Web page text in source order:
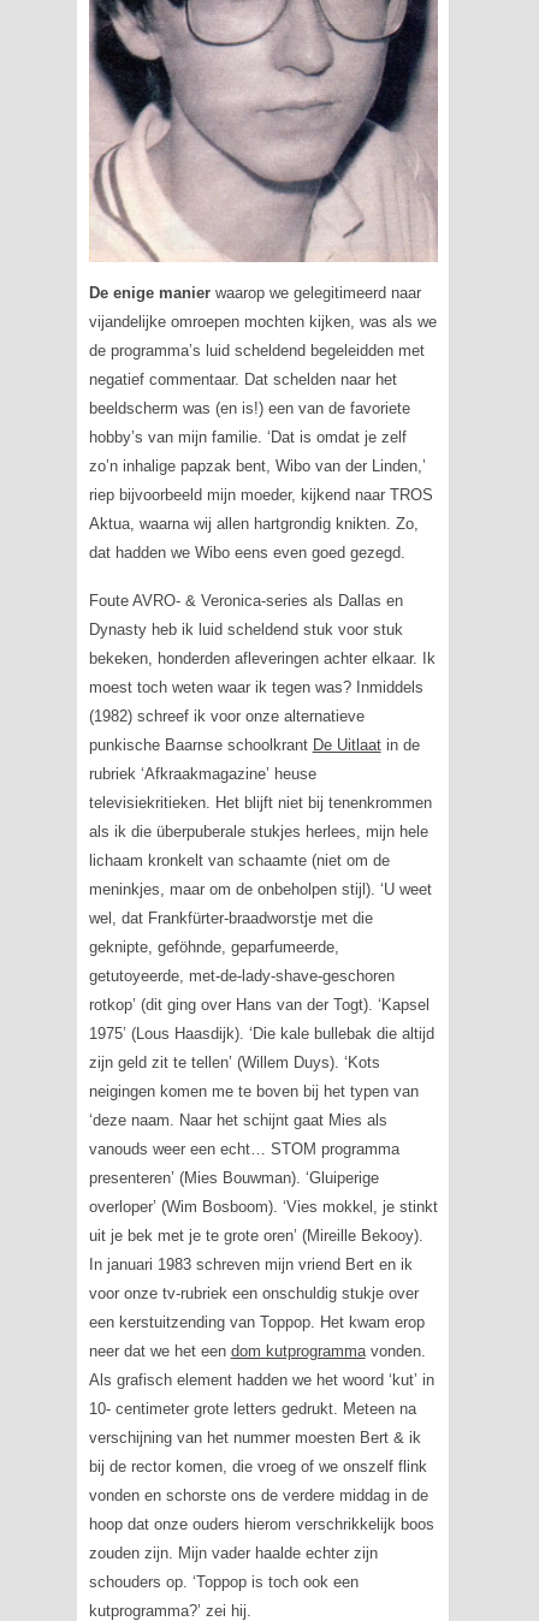
De enige manierwaarop we gelegitimeerd naar
vijandelijke omroepen mochten kijken, was als we
de programma’s luid scheldend begeleidden met
negatief commentaar. Dat schelden naar het
beeldscherm was (en is!) een van de favoriete
hobby’s van mijn familie. ‘Dat is omdat je zelf
zo’n inhalige papzak bent, Wibo van der Linden,’
riep bijvoorbeeld mijn moeder, kijkend naar TROS
Aktua, waarna wij allen hartgrondig knikten. Zo,
dat hadden we Wibo eens even goed gezegd.
Foute AVRO- & Veronica-series als Dallas en
Dynastyheb ik luid scheldend stuk voor stuk
bekeken, honderden afleveringen achter elkaar. Ik
moest toch weten waar ik tegen was? Inmiddels
(1982) schreef ik voor onze alternatieve
punkische Baarnse schoolkrant De Uitlaatin de
rubriek ‘Afkraakmagazine’ heuse
televisiekritieken. Het blijft niet bij tenenkrommen
als ik die überpuberale stukjes herlees, mijn hele
lichaam kronkelt van schaamte (niet om de
meninkjes, maar om de onbeholpen stijl). ‘U weet
wel, dat Frankfürter-braadworstje met die
geknipte, geföhnde, geparfumeerde,
getutoyeerde, met-de-lady-shave-geschoren
rotkop’ (dit ging over Hans van der Togt). ‘Kapsel
1975’ (Lous Haasdijk). ‘Die kale bullebak die altijd
zijn geld zit te tellen’ (Willem Duys). ‘Kots
neigingen komen me te boven bij het typen van
‘deze naam. Naar het schijnt gaat Mies als
vanouds weer een echt… STOM programma
presenteren’ (Mies Bouwman). ‘Gluiperige
overloper’ (Wim Bosboom). ‘Vies mokkel, je stinkt
uit je bek met je te grote oren’ (Mireille Bekooy).
In januari 1983 schreven mijn vriend Bert en ik
voor onze tv-rubriek een onschuldig stukje over
een kerstuitzending van Toppop. Het kwam erop
neer dat we het een dom kutprogrammavonden.
Als grafisch element hadden we het woord ‘kut’ in
10- centimeter grote letters gedrukt. Meteen na
verschijning van het nummer moesten Bert & ik
bij de rector komen, die vroeg of we onszelf flink
vonden en schorste ons de verdere middag in de
hoop dat onze ouders hierom verschrikkelijk boos
zouden zijn. Mijn vader haalde echter zijn
schouders op. ‘Toppopis toch ook een
kutprogramma?’ zei hij.